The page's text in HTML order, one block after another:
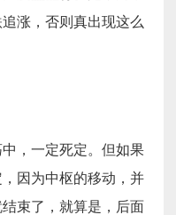
涨，否则真出现这么
，一定死定。但如果
因为中枢的移动，并
束了，就算是，后面